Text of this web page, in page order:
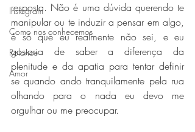
Instagram
Como nos conhecemos
Rolance
Amor
resposta. Não é uma dúvida querendo te
manipular ou te induzir a pensar em algo,
é só que eu realmente não sei, e eu
gostaria de saber a diferença da
plenitude e da apatia para tentar definir
se quando ando tranquilamente pela rua
olhando para o nada eu devo me
orgulhar ou me preocupar.